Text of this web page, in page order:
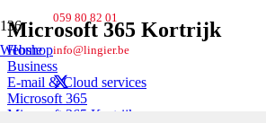
Webshop
059 80 82 01
info@lingier.be
Microsoft 365 Kortrijk
Home
Business
E-mail & Cloud services
Microsoft 365
Microsoft 365 Kortrijk